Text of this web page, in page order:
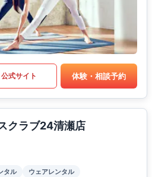
公式サイト 体験・相談予約
クラブ24清瀬店
タル
ウェアレンタル